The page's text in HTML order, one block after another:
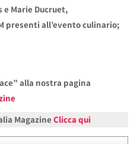
e Marie Ducruet,
presenti all’evento culinario;
alla nostra pagina
Magazine Clicca qui